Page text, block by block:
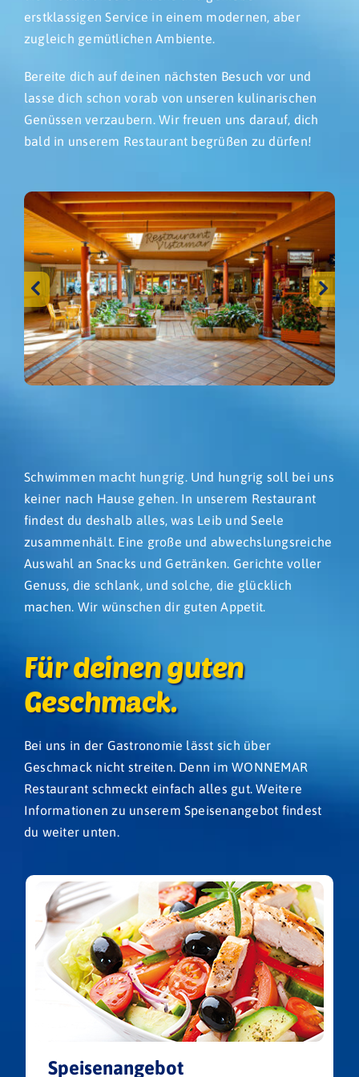
erstklassigen Service in einem modernen, aber
zugleich gemütlichen Ambiente.
Bereite dich auf deinen nächsten Besuch vor und
lasse dich schon vorab von unseren kulinarischen
Genüssen verzaubern. Wir freuen uns darauf, dich
bald in unserem Restaurant begrüßen zu dürfen!
Ebene 2 Platzhalter
Schwimmen macht hungrig. Und hungrig soll bei uns
keiner nach Hause gehen. In unserem Restaurant
findest du deshalb alles, was Leib und Seele
zusammenhält. Eine große und abwechslungsreiche
Auswahl an Snacks und Getränken. Gerichte voller
Genuss, die schlank, und solche, die glücklich
machen. Wir wünschen dir guten Appetit.
Für deinen guten
Geschmack.
Bei uns in der Gastronomie lässt sich über
Geschmack nicht streiten. Denn im WONNEMAR
Restaurant schmeckt einfach alles gut. Weitere
Informationen zu unserem Speisenangebot findest
du weiter unten.
Speisenangebot